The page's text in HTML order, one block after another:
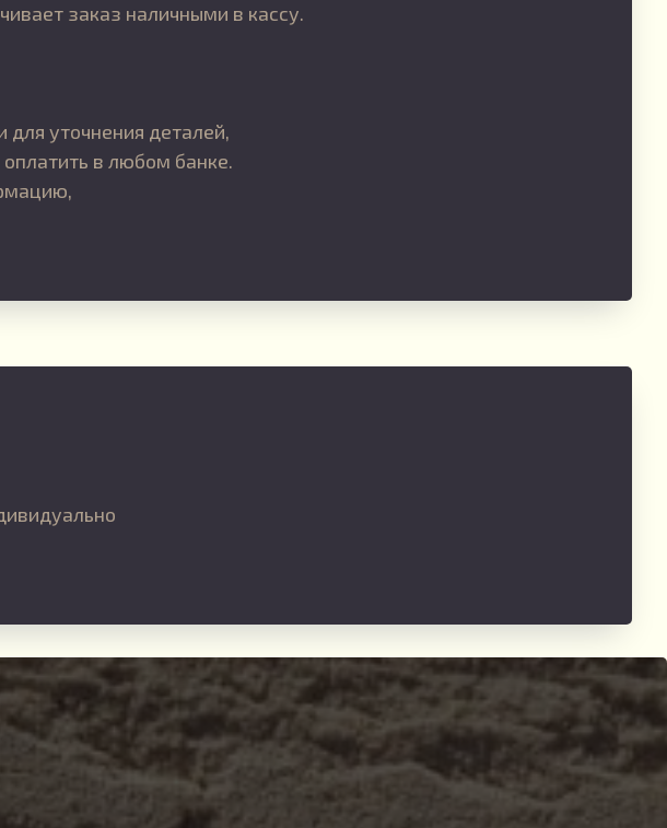
заказ наличными в кассу.
уточнения деталей,
в любом банке.